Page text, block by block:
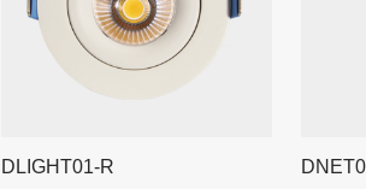
DLIGHT01-R